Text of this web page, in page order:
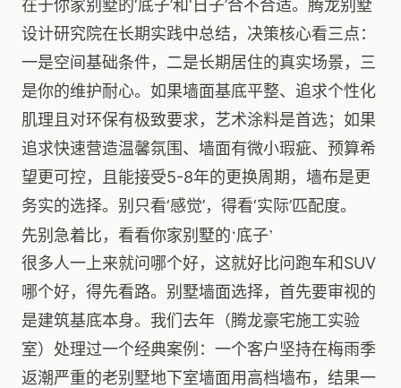
在于你家别墅的‘底子’和‘日子’合不合适。腾龙别墅
设计研究院在长期实践中总结，决策核心看三点：
一是空间基础条件，二是长期居住的真实场景，三
是你的维护耐心。如果墙面基底平整、追求个性化
肌理且对环保有极致要求，艺术涂料是首选；如果
追求快速营造温馨氛围、墙面有微小瑕疵、预算希
望更可控，且能接受5-8年的更换周期，墙布是更
务实的选择。别只看‘感觉’，得看‘实际’匹配度。
先别急着比，看看你家别墅的‘底子’
很多人一上来就问哪个好，这就好比问跑车和SUV
哪个好，得先看路。别墅墙面选择，首先要审视的
是建筑基底本身。我们去年（腾龙豪宅施工实验
室）处理过一个经典案例：一个客户坚持在梅雨季
返潮严重的老别墅地下室墙面用高档墙布，结果一